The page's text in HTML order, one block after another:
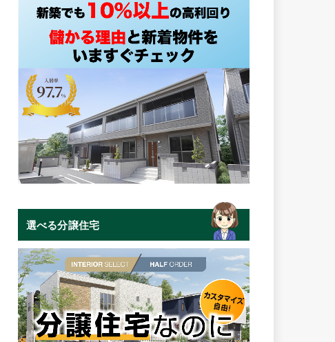
選べる分譲住宅